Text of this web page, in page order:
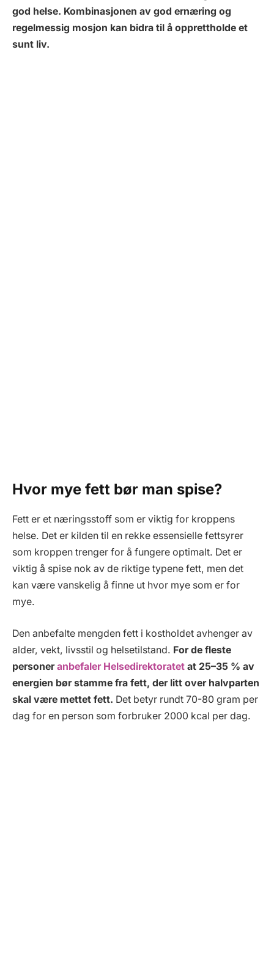
god helse. Kombinasjonen av god ernæring og
regelmessig mosjon kan bidra til å opprettholde et
sunt liv.
Hvor mye fett bør man spise?
Fett er et næringsstoff som er viktig for kroppens
helse. Det er kilden til en rekke essensielle fettsyrer
som kroppen trenger for å fungere optimalt. Det er
viktig å spise nok av de riktige typene fett, men det
kan være vanskelig å finne ut hvor mye som er for
mye.
Den anbefalte mengden fett i kostholdet avhenger av
alder, vekt, livsstil og helsetilstand. For de fleste
personeranbefaler Helsedirektoratet at 25–35 % av
energien bør stamme fra fett, der litt over halvparten
skal være mettet fett. Det betyr rundt 70-80 gram per
dag for en person som forbruker 2000 kcal per dag.